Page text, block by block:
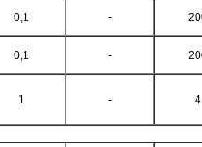
0,1 -
0,1 -
1 - 4